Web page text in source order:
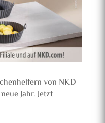
von NKD
Jahr. Jetzt